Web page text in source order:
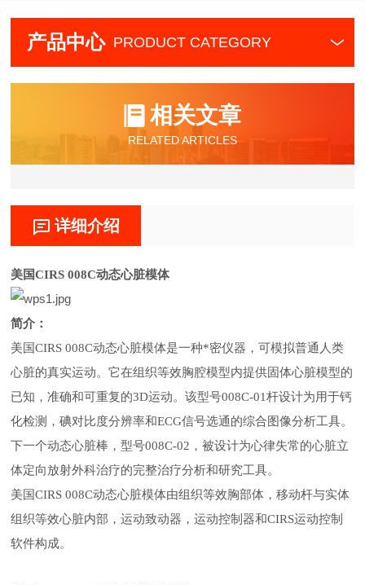
产品中心 PRODUCT CATEGORY
相关文章
RELATED ARTICLES
详细介绍
美国CIRS 008C动态心脏模体
简介：
美国CIRS 008C动态心脏模体是一种*密仪器，可模拟普通人类
心脏的真实运动。它在组织等效胸腔模型内提供固体心脏模型的
已知，准确和可重复的3D运动。该型号008C-01杆设计为用于钙
化检测，碘对比度分辨率和ECG信号选通的综合图像分析工具。
下一个动态心脏棒，型号008C-02，被设计为心律失常的心脏立
体定向放射外科治疗的完整治疗分析和研究工具。
美国CIRS 008C动态心脏模体由组织等效胸部体，移动杆与实体
组织等效心脏内部，运动致动器，运动控制器和CIRS运动控制
软件构成。